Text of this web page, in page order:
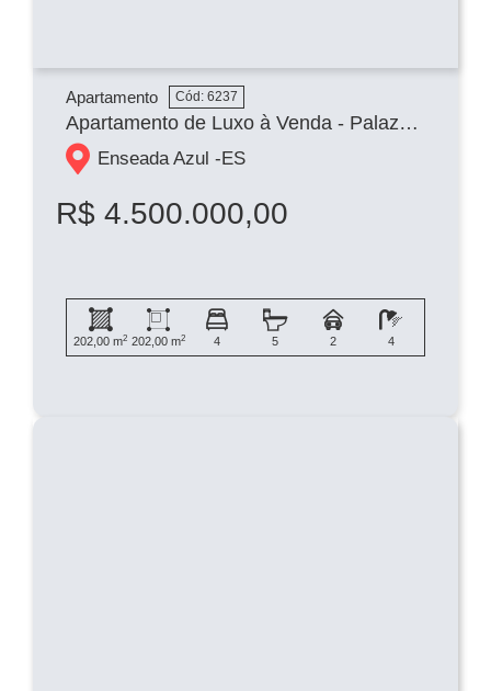
Apartamento Cód: 6237
Apartamento de Luxo à Venda - Palazzi Bacutia, Enseada Azul, Guarapari (ES)
Enseada Azul -ES
R$ 4.500.000,00
202,00 m2 202,00 m2 4 5 2 4